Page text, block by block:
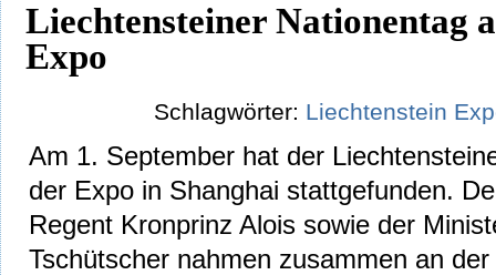
Liechtensteiner Nationentag
Expo
Schlagwörter: Liechtenstein
Am 1. September hat der
der Expo in Shanghai stattgefunden.
Regent Kronprinz Alois sowie der
Tschütscher nahmen zusammen an